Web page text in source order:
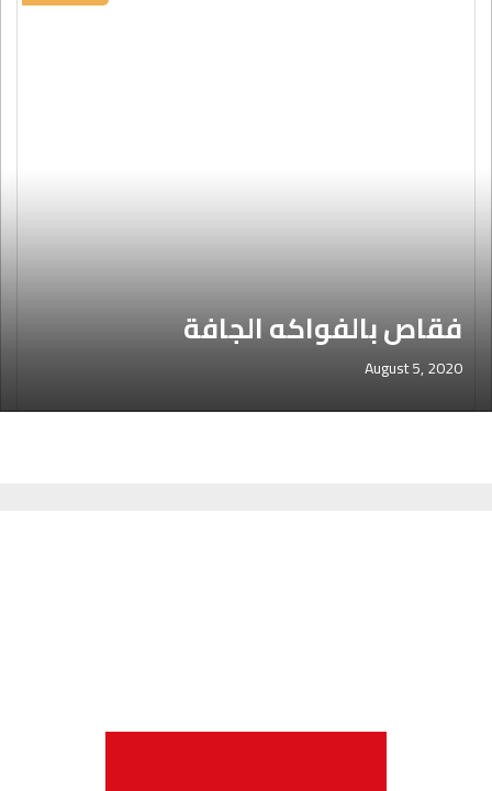
فقاص بالفواكه الجافة
August 5, 2020